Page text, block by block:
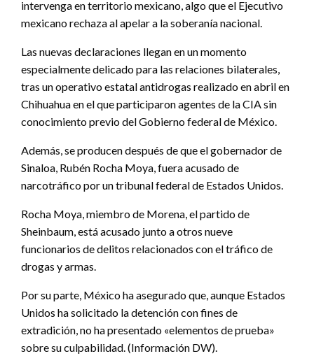
intervenga en territorio mexicano, algo que el Ejecutivo
mexicano rechaza al apelar a la soberanía nacional.
Las nuevas declaraciones llegan en un momento
especialmente delicado para las relaciones bilaterales,
tras un operativo estatal antidrogas realizado en abril en
Chihuahua en el que participaron agentes de la CIA sin
conocimiento previo del Gobierno federal de México.
Además, se producen después de que el gobernador de
Sinaloa, Rubén Rocha Moya, fuera acusado de
narcotráfico por un tribunal federal de Estados Unidos.
Rocha Moya, miembro de Morena, el partido de
Sheinbaum, está acusado junto a otros nueve
funcionarios de delitos relacionados con el tráfico de
drogas y armas.
Por su parte, México ha asegurado que, aunque Estados
Unidos ha solicitado la detención con fines de
extradición, no ha presentado «elementos de prueba»
sobre su culpabilidad. (Información DW).